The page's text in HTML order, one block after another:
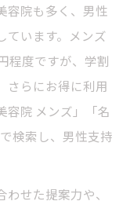
容院も多く、男性
ています。メンズ
程度ですが、学割
さらにお得に利用
容院 メンズ」「名
検索し、男性支持
せた提案力や、